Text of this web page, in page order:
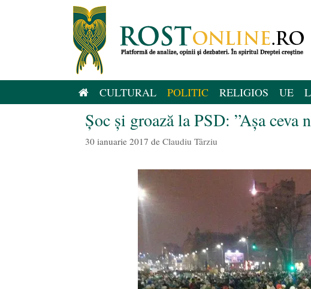
CULTURAL POLITIC RELIGIOS UE
Șoc și groază la PSD: ”Așa ceva
30 ianuarie 2017 de Claudiu Târziu